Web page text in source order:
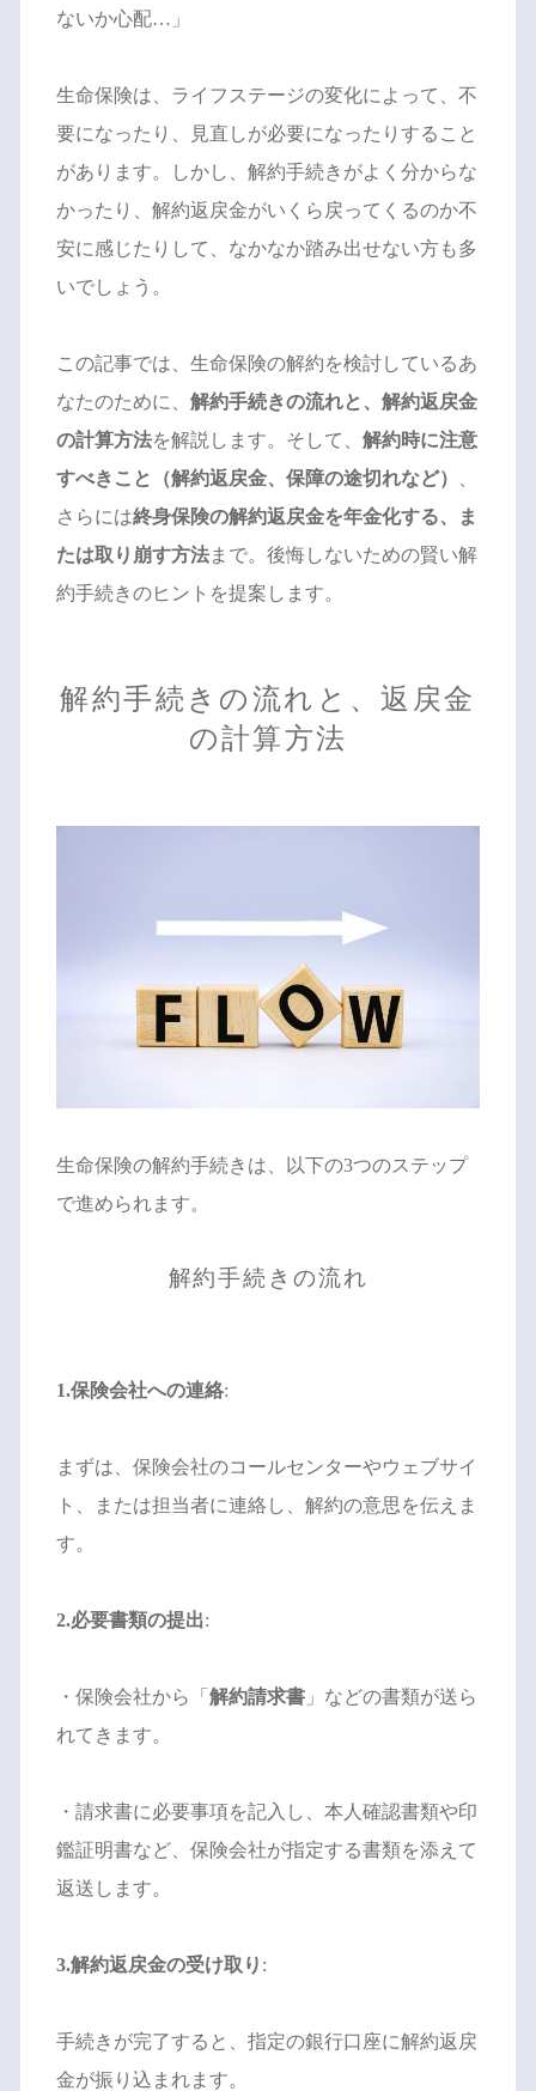
ないか心配…」
生命保険は、ライフステージの変化によって、不
要になったり、見直しが必要になったりすること
があります。しかし、解約手続きがよく分からな
かったり、解約返戻金がいくら戻ってくるのか不
安に感じたりして、なかなか踏み出せない方も多
いでしょう。
この記事では、生命保険の解約を検討しているあ
なたのために、 解約手続きの流れと、解約返戻金
の計算方法を解説します。そして、 解約時に注意
すべきこと（解約返戻金、保障の途切れなど）
さらには終身保険の解約返戻金を年金化する、ま
たは取り崩す方法まで。後悔しないための賢い解
約手続きのヒントを提案します。
解約手続きの流れと、返戻金
の計算方法
生命保険の解約手続きは、以下の3つのステップ
で進められます。
解約手続きの流れ
1.保険会社への連絡:
まずは、保険会社のコールセンターやウェブサイ
ト、または担当者に連絡し、解約の意思を伝えま
す。
2.必要書類の提出:
・保険会社から「 解約請求書」などの書類が送ら
れてきます。
・請求書に必要事項を記入し、本人確認書類や印
鑑証明書など、保険会社が指定する書類を添えて
返送します。
3.解約返戻金の受け取り :
手続きが完了すると、指定の銀行口座に解約返戻
金が振り込まれます。